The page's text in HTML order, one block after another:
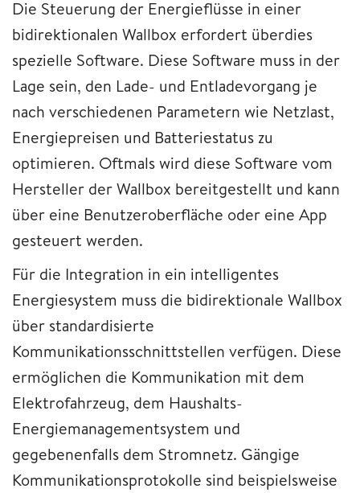
Die Steuerung der Energieflüsse in einer
bidirektionalen Wallbox erfordert überdies
spezielle Software. Diese Software muss in der
Lage sein, den Lade- und Entladevorgang je
nach verschiedenen Parametern wie Netzlast,
Energiepreisen und Batteriestatus zu
optimieren. Oftmals wird diese Software vom
Hersteller der Wallbox bereitgestellt und kann
über eine Benutzeroberfläche oder eine App
gesteuert werden.
Für die Integration in ein intelligentes
Energiesystem muss die bidirektionale Wallbox
über standardisierte
Kommunikationsschnittstellen verfügen. Diese
ermöglichen die Kommunikation mit dem
Elektrofahrzeug, dem Haushalts-
Energiemanagementsystem und
gegebenenfalls dem Stromnetz. Gängige
Kommunikationsprotokolle sind beispielsweise